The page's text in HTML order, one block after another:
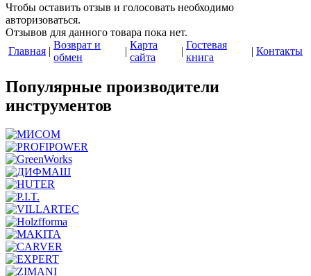
Чтобы оcтавить отзыв и голосовать необходимо
авторизоваться.
Отзывов для данного товара пока нет.
Главная |
Возврат и
обмен
|
Карта
сайта
|
Гостевая
книга
| Контакты
Популярные производители
инструментов